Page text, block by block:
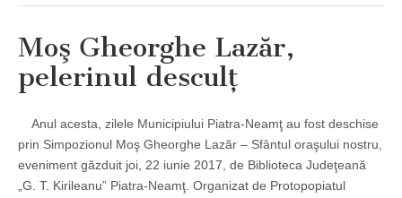
Moş Gheorghe Lazăr,
pelerinul desculţ
Anul acesta, zilele Municipiului Piatra-Neamţ au fost deschise
prin Simpozionul Moş Gheorghe Lazăr – Sfântul oraşului nostru,
eveniment găzduit joi, 22 iunie 2017, de Biblioteca Judeţeană
„G. T. Kirileanu” Piatra-Neamţ. Organizat de Protopopiatul